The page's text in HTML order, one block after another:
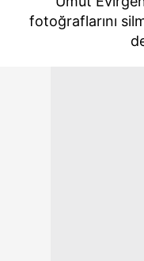
fotoğraflarını